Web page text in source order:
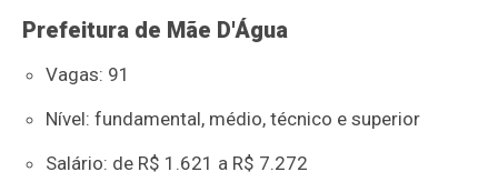
Prefeitura de Mãe D'Água
Vagas: 91
Nível: fundamental, médio, técnico e superior
Salário: de R$ 1.621 a R$ 7.272